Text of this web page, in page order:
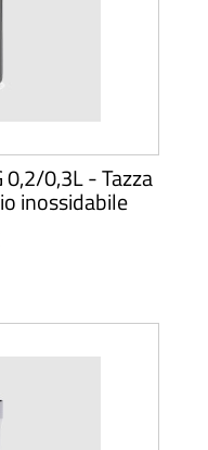
0,2/0,3L - Tazza
inossidabile